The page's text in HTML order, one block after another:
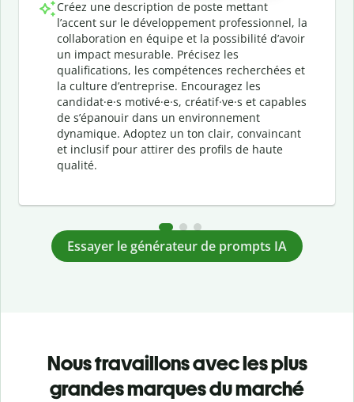
Créez une description de poste mettant
l’accent sur le développement professionnel, la
collaboration en équipe et la possibilité d’avoir
un impact mesurable. Précisez les
qualifications, les compétences recherchées et
la culture d’entreprise. Encouragez les
candidat·e·s motivé·e·s, créatif·ve·s et capables
de s’épanouir dans un environnement
dynamique. Adoptez un ton clair, convaincant
et inclusif pour attirer des profils de haute
qualité.
Essayer le générateur de prompts IA
Nous travaillons avec les plus
grandes marques du marché